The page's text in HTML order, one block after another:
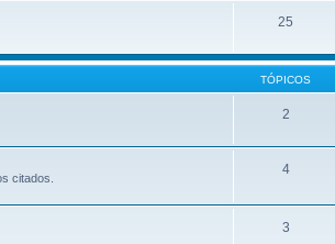
25
TÓPICOS
2
citados.
4
3